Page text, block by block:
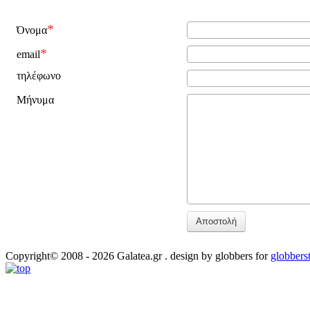
Όνομα
email
τηλέφωνο
Μήνυμα
Αποστολή
Copyright© 2008 - 2026 Galatea.gr . design by globbers for